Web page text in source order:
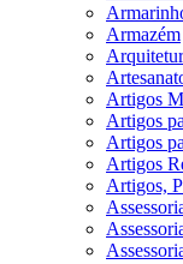
Armazém
Artigos
Artigos
Artigos
Artigos
Artigos,